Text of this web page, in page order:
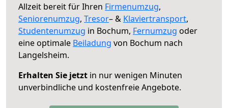
Allzeit bereit für Ihren Firmenumzug,
Seniorenumzug, Tresor– & Klaviertransport,
Studentenumzug in Bochum, Fernumzug oder
eine optimale Beiladung von Bochum nach
Langelsheim.
Erhalten Sie jetzt in nur wenigen Minuten
unverbindliche und kostenfreie Angebote.